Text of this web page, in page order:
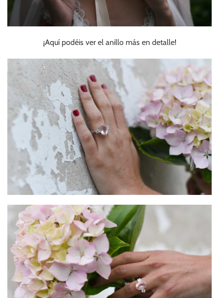
¡Aquí podéis ver el anillo más en detalle!